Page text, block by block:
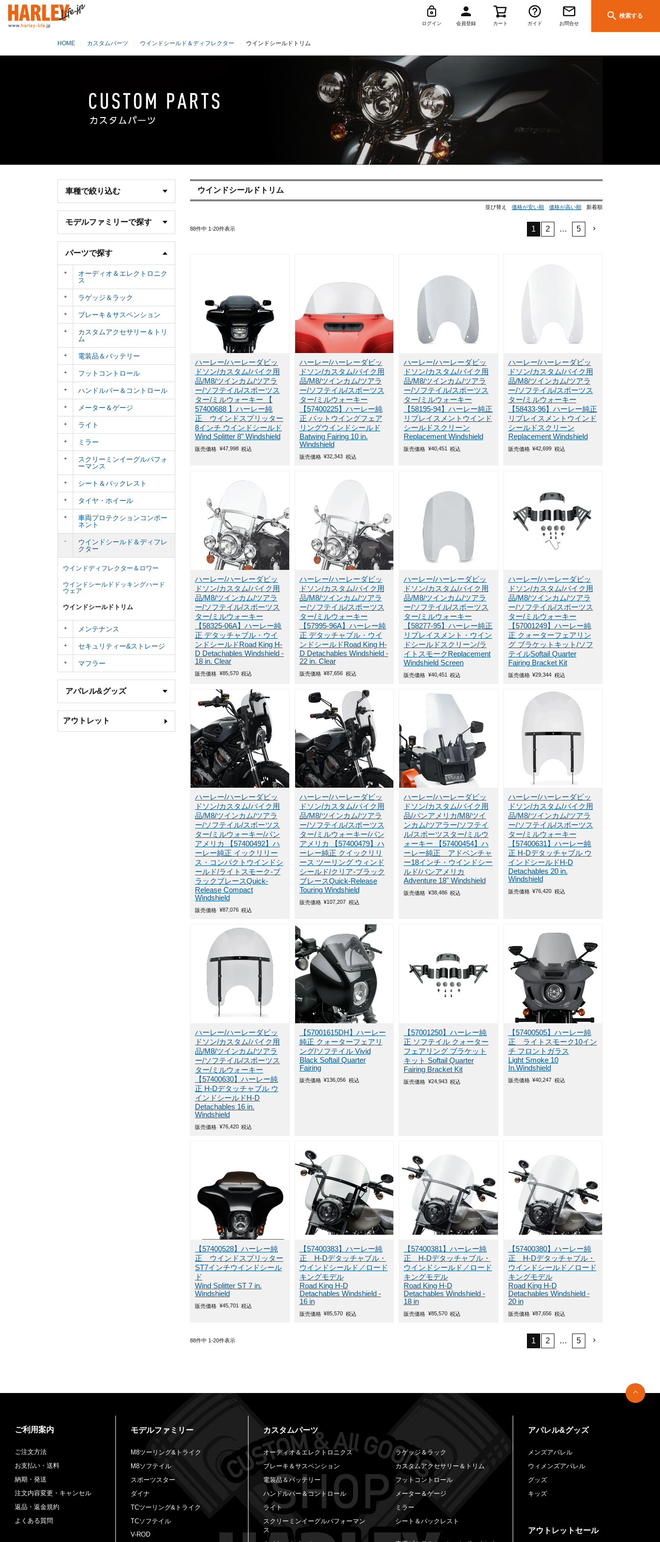
ログイン 会員登録 カート ガイド お問合せ
検索する
HOME カスタムパーツ ウインドシールド＆ディフレクター ウインドシールドトリム
ウインドシールドトリム
並び替え 価格が安い順 価格が高い順 新着順
88件中 1-20件表示 1 2 … 5
ハーレー/ハーレーダビッ
ドソン/カスタム/バイク用
品/M8/ツインカム/ツアラ
ー/ソフテイル/スポーツス
ター/ミルウォーキー
【
57400688 】ハーレー純
正 ウインドスプリッター
8インチ ウインドシールド
Wind Splitter 8" Windshield
販売価格 ¥47,998 税込
ハーレー/ハーレーダビッ
ドソン/カスタム/バイク用
品/M8/ツインカム/ツアラ
ー/ソフテイル/スポーツス
ター/ミルウォーキー
【57400225】ハーレー純
正 バットウイングフェア
リングウインドシールド
Batwing Fairing 10 in.
Windshield
販売価格 ¥32,343 税込
ハーレー/ハーレーダビッ
ドソン/カスタム/バイク用
品/M8/ツインカム/ツアラ
ー/ソフテイル/スポーツス
ター/ミルウォーキー
【58195-94】ハーレー純正
リプレイスメントウインド
シールドスクリーン
Replacement Windshield
販売価格 ¥40,451 税込
ハーレー/ハーレーダビッ
ドソン/カスタム/バイク用
品/M8/ツインカム/ツアラ
ー/ソフテイル/スポーツス
ター/ミルウォーキー
【58433-96】ハーレー純正
リプレイスメントウインド
シールドスクリーン
Replacement Windshield
販売価格 ¥42,699 税込
ハーレー/ハーレーダビッ
ドソン/カスタム/バイク用
品/M8/ツインカム/ツアラ
ー/ソフテイル/スポーツス
ター/ミルウォーキー
【58325-06A】ハーレー純
正 デタッチャブル・ウイ
ンドシールドRoad King H-
D Detachables Windshield -
18 in. Clear
販売価格 ¥85,570 税込
ハーレー/ハーレーダビッ
ドソン/カスタム/バイク用
品/M8/ツインカム/ツアラ
ー/ソフテイル/スポーツス
ター/ミルウォーキー
【57995-96A】ハーレー純
正 デタッチャブル・ウイ
ンドシールドRoad King H-
D Detachables Windshield -
22 in. Clear
販売価格 ¥87,656 税込
ハーレー/ハーレーダビッ
ドソン/カスタム/バイク用
品/M8/ツインカム/ツアラ
ー/ソフテイル/スポーツス
ター/ミルウォーキー
【58277-95】ハーレー純正
リプレイスメント・ウイン
ドシールドスクリーン/ラ
イトスモークReplacement
Windshield Screen
販売価格 ¥40,451 税込
ハーレー/ハーレーダビッ
ドソン/カスタム/バイク用
品/M8/ツインカム/ツアラ
ー/ソフテイル/スポーツス
ター/ミルウォーキー
【57001249】ハーレー純
正 クォーターフェアリン
グ ブラケットキット/ソフ
テイルSoftail Quarter
Fairing Bracket Kit
販売価格 ¥29,344 税込
ハーレー/ハーレーダビッ
ドソン/カスタム/バイク用
品/M8/ツインカム/ツアラ
ー/ソフテイル/スポーツス
ター/ミルウォーキー/パン
アメリカ
【57400492】ハ
ーレー純正 イックリリー
ス・コンパクトウインドシ
ールド/ライトスモーク-ブ
ラックブレースQuick-
Release Compact
Windshield
販売価格 ¥87,076 税込
ハーレー/ハーレーダビッ
ドソン/カスタム/バイク用
品/M8/ツインカム/ツアラ
ー/ソフテイル/スポーツス
ター/ミルウォーキー/パン
アメリカ
【57400479】ハ
ーレー純正 クイックリリ
ース ツーリング ウィンド
シールド/クリア-ブラック
ブレースQuick-Release
Touring Windshield
販売価格 ¥107,207 税込
ハーレー/ハーレーダビッ
ドソン/カスタム/バイク用
品/パンアメリカ/M8/ツイ
ンカム/ツアラー/ソフテイ
ル/スポーツスター/ミルウ
ォーキー
【57400454】ハ
ーレー純正 アドベンチャ
ー18インチ・ウインドシー
ルド/パンアメリカ
Adventure 18" Windshield
販売価格 ¥38,486 税込
ハーレー/ハーレーダビッ
ドソン/カスタム/バイク用
品/M8/ツインカム/ツアラ
ー/ソフテイル/スポーツス
ター/ミルウォーキー
【57400631】ハーレー純
正 H-Dデタッチャブル ウ
インドシールドH-D
Detachables 20 in.
Windshield
販売価格 ¥76,420 税込
ハーレー/ハーレーダビッ
ドソン/カスタム/バイク用
品/M8/ツインカム/ツアラ
ー/ソフテイル/スポーツス
ター/ミルウォーキー
【57400630】ハーレー純
正 H-Dデタッチャブル ウ
インドシールドH-D
Detachables 16 in.
Windshield
販売価格 ¥76,420 税込
【57001615DH】ハーレー
純正 クォーターフェアリ
ング/ソフテイル Vivid
Black Softail Quarter
Fairing
販売価格 ¥136,056 税込
【57001250】ハーレー純
正 ソフテイル クォーター
フェアリング ブラケット
キット Softail Quarter
Fairing Bracket Kit
販売価格 ¥24,943 税込
【57400505】ハーレー純
正 ライトスモーク10イン
チ フロントガラス
Light Smoke 10
In.Windshield
販売価格 ¥40,247 税込
【57400528】ハーレー純
正 ウインドスプリッター
ST7インチウインドシール
ド
Wind Splitter ST 7 in.
Windshield
販売価格 ¥45,701 税込
【57400383】ハーレー純
正 H-Dデタッチャブル・
ウインドシールド／ロード
キングモデル
Road King H-D
Detachables Windshield -
16 in
販売価格 ¥85,570 税込
【57400381】ハーレー純
正 H-Dデタッチャブル・
ウインドシールド／ロード
キングモデル
Road King H-D
Detachables Windshield -
18 in
販売価格 ¥85,570 税込
【57400380】ハーレー純
正 H-Dデタッチャブル・
ウインドシールド／ロード
キングモデル
Road King H-D
Detachables Windshield -
20 in
販売価格 ¥87,656 税込
88件中 1-20件表示 1 2 … 5
車種で絞り込む
モデルファミリーで探す
パーツで探す
オーディオ＆エレクトロニク
ス
ラゲッジ＆ラック
ブレーキ＆サスペンション
カスタムアクセサリー＆トリ
ム
電装品＆バッテリー
フットコントロール
ハンドルバー＆コントロール
メーター＆ゲージ
ライト
ミラー
スクリーミンイーグルパフォ
ーマンス
シート＆バックレスト
タイヤ・ホイール
車両プロテクションコンポー
ネント
ウインドシールド＆ディフレ
クター
ウインドディフレクター＆ロワー
ウインドシールドドッキングハード
ウェア
ウインドシールドトリム
メンテナンス
セキュリティー&ストレージ
マフラー
アパレル&グッズ
アウトレット
ご利用案内
ご注文方法
お支払い・送料
納期・発送
注文内容変更・キャンセル
返品・返金規約
よくある質問
モデルファミリー
M8ツーリング&トライク
M8ソフテイル
スポーツスター
ダイナ
TCツーリング&トライク
TCソフテイル
V-ROD
カスタムパーツ
オーディオ＆エレクトロニクス
ラゲッジ＆ラック
ブレーキ＆サスペンション
カスタムアクセサリー＆トリム
電装品＆バッテリー
フットコントロール
ハンドルバー＆コントロール
メーター＆ゲージ
ライト
ミラー
スクリーミンイーグルパフォーマン
ス
シート＆バックレスト
アパレル&グッズ
メンズアパレル
ウィメンズアパレル
グッズ
キッズ
アウトレットセール